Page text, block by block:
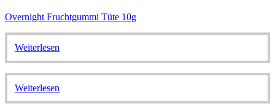
Overnight Fruchtgummi Tüte 10g
Weiterlesen
Weiterlesen